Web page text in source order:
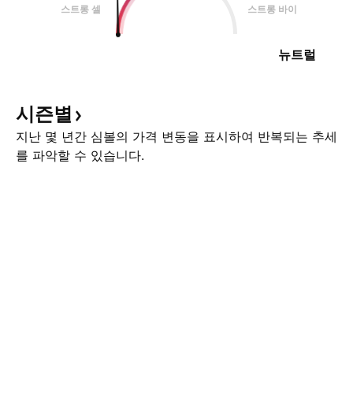
스트롱 셀 스트롱 바이
뉴트럴
시즌별
지난 몇 년간 심볼의 가격 변동을 표시하여 반복되는 추세
를 파악할 수 있습니다.